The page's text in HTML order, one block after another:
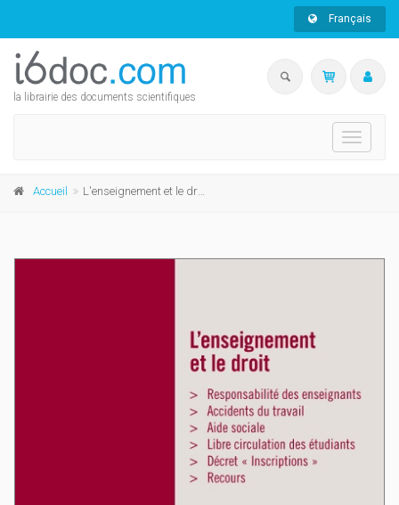
Français
la librairie des documents scientifiques
Toggle
Accueil L'enseignement et le droit